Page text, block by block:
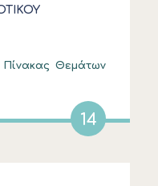
Πίνακας Θεμάτων
14